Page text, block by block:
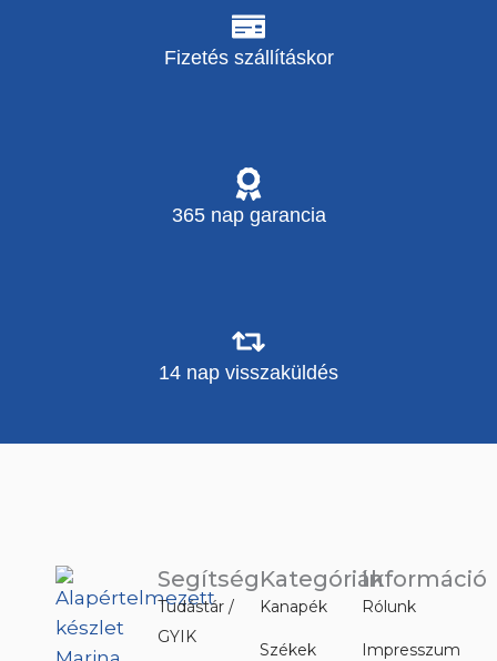
Fizetés szállításkor
365 nap garancia
14 nap visszaküldés
Segítség
Tudástár /
GYIK
Kategóriák
Kanapék
Székek
Információ
Rólunk
Impresszum